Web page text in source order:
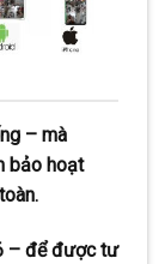
– mà
bảo hoạt
– để được tư